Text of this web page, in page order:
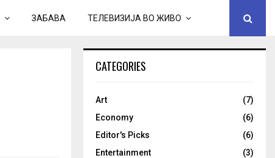
ЗАБАВА ТЕЛЕВИЗИЈА ВО ЖИВО
CATEGORIES
Art
(7)
Economy
(6)
Editor's Picks
(6)
Entertainment
(3)